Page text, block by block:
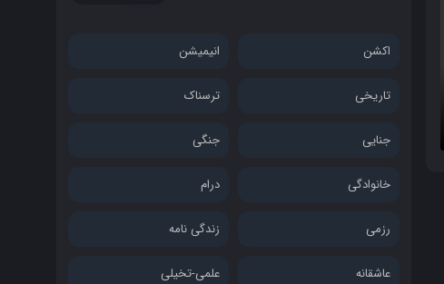
اکشن انیمیشن
تاریخی ترسناک
جنایی جنگی
خانوادگی درام
رزمی زندگی نامه
عاشقانه علمی-تخیلی